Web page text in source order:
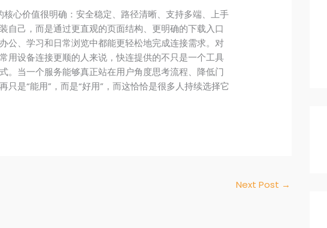
核心价值很明确：安全稳定、路径清晰、支持多端、上手
自己，而是通过更直观的页面结构、更明确的下载入口
公、学习和日常浏览中都能更轻松地完成连接需求。对
用设备连接更顺的人来说，快连提供的不只是一个工具
。当一个服务能够真正站在用户角度思考流程、降低门
只是“能用”，而是“好用”，而这恰恰是很多人持续选择它
Next Post →